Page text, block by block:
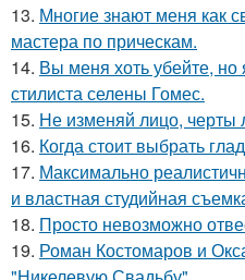
13. Многие знают меня как
мастера по прическам.
14. Вы меня хоть убейте,
стилиста селены Гомес.
15. Не изменяй лицо, черты
16. Когда стоит выбрать
17. Максимально
и властная студийная
18. Просто невозможно
19. Роман Костомаров и